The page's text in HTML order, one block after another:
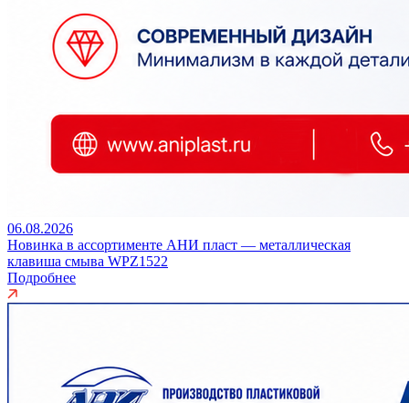
06.08.2026
Новинка в ассортименте АНИ пласт — металлическая
клавиша смыва WPZ1522
Подробнее